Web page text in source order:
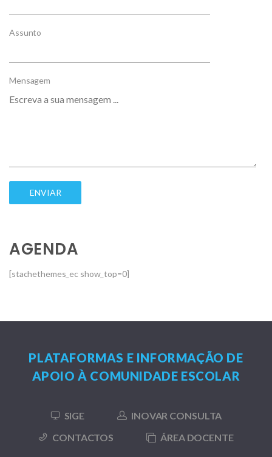
Assunto
Mensagem
AGENDA
[stachethemes_ec show_top=0]
PLATAFORMAS E INFORMAÇÃO DE
APOIO À COMUNIDADE ESCOLAR
SIGE
INOVAR CONSULTA
CONTACTOS
ÁREA DOCENTE